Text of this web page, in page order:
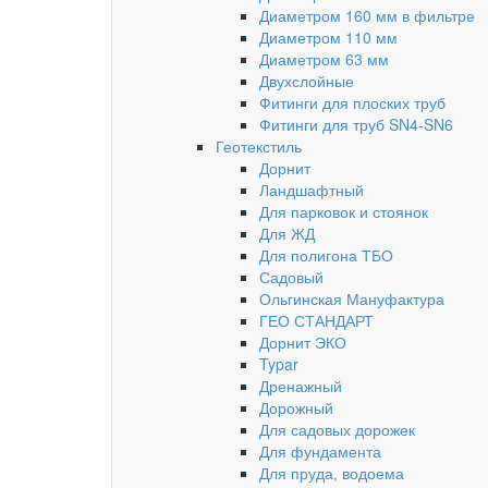
Диаметром 160 мм в фильтре
Диаметром 110 мм
Диаметром 63 мм
Двухслойные
Фитинги для плоских труб
Фитинги для труб SN4-SN6
Геотекстиль
Дорнит
Ландшафтный
Для парковок и стоянок
Для ЖД
Для полигона ТБО
Садовый
Ольгинская Мануфактура
ГЕО СТАНДАРТ
Дорнит ЭКО
Typar
Дренажный
Дорожный
Для садовых дорожек
Для фундамента
Для пруда, водоема